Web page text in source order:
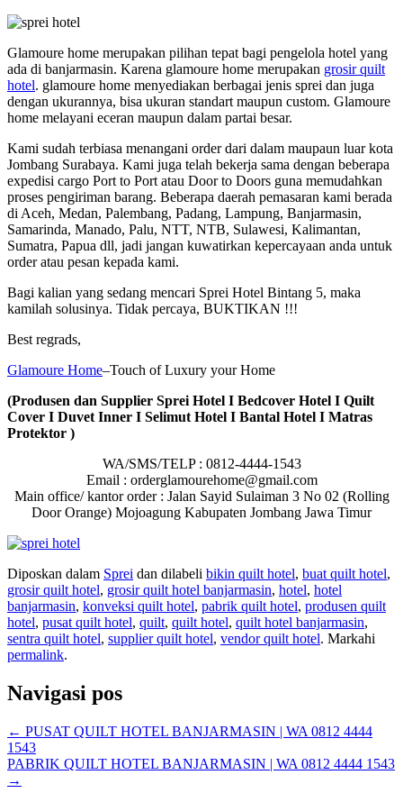
Glamoure home merupakan pilihan tepat bagi pengelola hotel yang
ada di banjarmasin. Karena glamoure home merupakan grosir quilt
hotel. glamoure home menyediakan berbagai jenis sprei dan juga
dengan ukurannya, bisa ukuran standart maupun custom. Glamoure
home melayani eceran maupun dalam partai besar.
Kami sudah terbiasa menangani order dari dalam maupaun luar kota
Jombang Surabaya. Kami juga telah bekerja sama dengan beberapa
expedisi cargo Port to Port atau Door to Doors guna memudahkan
proses pengiriman barang. Beberapa daerah pemasaran kami berada
di Aceh, Medan, Palembang, Padang, Lampung, Banjarmasin,
Samarinda, Manado, Palu, NTT, NTB, Sulawesi, Kalimantan,
Sumatra, Papua dll, jadi jangan kuwatirkan kepercayaan anda untuk
order atau pesan kepada kami.
Bagi kalian yang sedang mencari Sprei Hotel Bintang 5, maka
kamilah solusinya. Tidak percaya, BUKTIKAN !!!
Best regrads,
Glamoure Home–Touch of Luxury your Home
(Produsen dan Supplier Sprei Hotel I Bedcover Hotel I Quilt
Cover I Duvet Inner I Selimut Hotel I Bantal Hotel I Matras
Protektor )
WA/SMS/TELP : 0812-4444-1543
Email : orderglamourehome@gmail.com
Main office/ kantor order : Jalan Sayid Sulaiman 3 No 02 (Rolling
Door Orange) Mojoagung Kabupaten Jombang Jawa Timur
Diposkan dalam Sprei dan dilabeli bikin quilt hotel, buat quilt hotel,
grosir quilt hotel, grosir quilt hotel banjarmasin, hotel, hotel
banjarmasin, konveksi quilt hotel, pabrik quilt hotel, produsen quilt
hotel, pusat quilt hotel, quilt, quilt hotel, quilt hotel banjarmasin,
sentra quilt hotel, supplier quilt hotel, vendor quilt hotel. Markahi
permalink.
Navigasi pos
← PUSAT QUILT HOTEL BANJARMASIN | WA 0812 4444
1543
PABRIK QUILT HOTEL BANJARMASIN | WA 0812 4444 1543
→